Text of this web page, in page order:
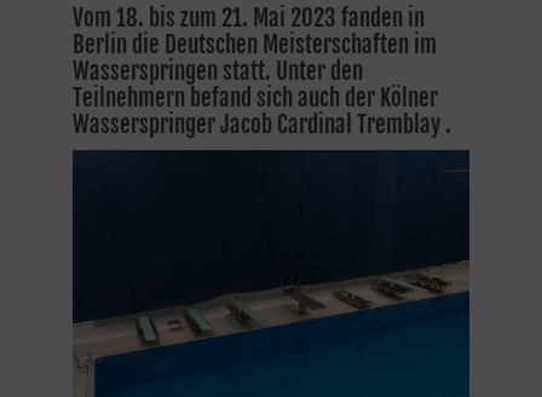
Vom 18. bis zum 21. Mai 2023 fanden in
Berlin die Deutschen Meisterschaften im
Wasserspringen statt. Unter den
Teilnehmern befand sich auch der Kölner
Wasserspringer Jacob Cardinal Tremblay .